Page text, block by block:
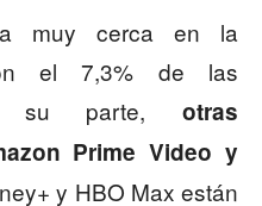
muy cerca en la
el 7,3% de las
su parte, otras
Prime Video y
y HBO Max están